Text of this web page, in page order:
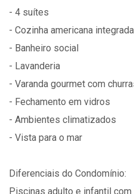
- 4 suítes
- Cozinha americana
- Banheiro social
- Lavanderia
- Varanda gourmet com
- Fechamento em vidros
- Ambientes climatizados
- Vista para o mar
Diferenciais do Condomínio:
Piscinas adulto e infantil